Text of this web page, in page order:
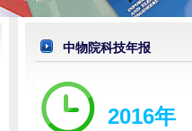
中物院科技年报
2016年